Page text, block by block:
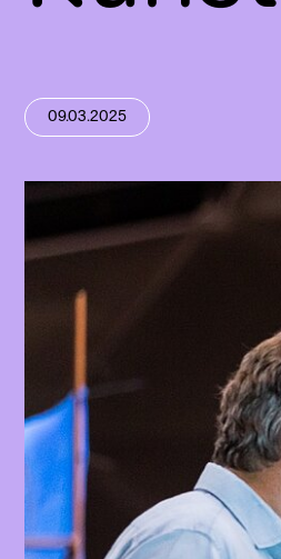
09.03.2025